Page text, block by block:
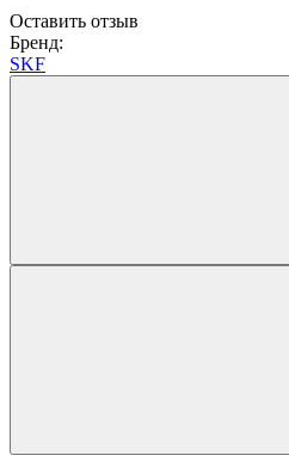
Оставить отзыв
Бренд:
SKF